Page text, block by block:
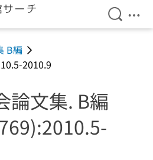
検索を
メ
B編
2010.9
論文集. B編